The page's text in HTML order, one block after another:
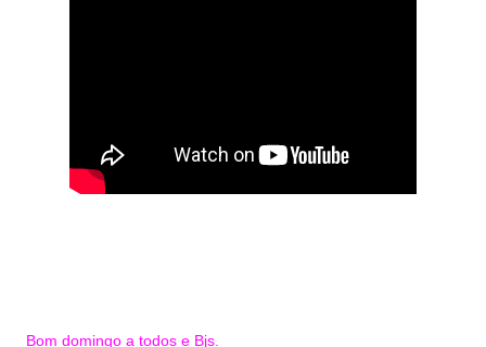
Bom domingo a todos e Bjs.